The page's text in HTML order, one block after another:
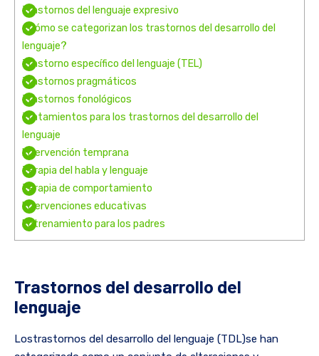
Trastornos del lenguaje expresivo
¿Cómo se categorizan los trastornos del desarrollo del
lenguaje?
Trastorno específico del lenguaje (TEL)
Trastornos pragmáticos
Trastornos fonológicos
Tratamientos para los trastornos del desarrollo del
lenguaje
Intervención temprana
Terapia del habla y lenguaje
Terapia de comportamiento
Intervenciones educativas
Entrenamiento para los padres
Trastornos del desarrollo del
lenguaje
Lostrastornos del desarrollo del lenguaje (TDL)se han